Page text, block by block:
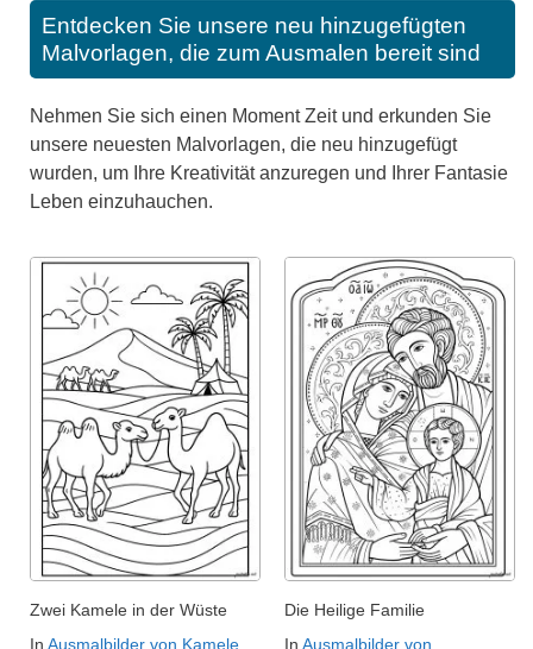
Entdecken Sie unsere neu hinzugefügten
Malvorlagen, die zum Ausmalen bereit sind
Nehmen Sie sich einen Moment Zeit und erkunden Sie
unsere neuesten Malvorlagen, die neu hinzugefügt
wurden, um Ihre Kreativität anzuregen und Ihrer Fantasie
Leben einzuhauchen.
Zwei Kamele in der Wüste
In Ausmalbilder von Kamele
Die Heilige Familie
In Ausmalbilder von